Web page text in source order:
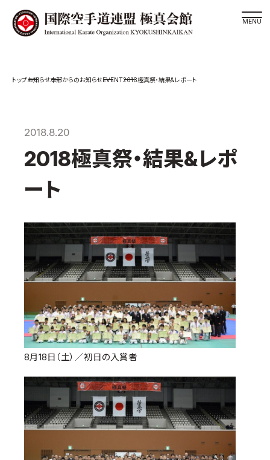
大山倍達総裁 紹介
松井章奎館長 紹介
極真会館の概要
役員紹介
各委員会紹介
国際空手道連盟について
お知らせ
本部からのお知らせ
支部からのお知らせ
公式記録
試合規則
入門のご案内
青少年部・保護者の方へ
お知らせ本部からのお知らせEVENT2018極真祭・結果&レポート
2018.8.20
2018極真祭・結果&レポ
ート
8月18日（土）／初日の入賞者